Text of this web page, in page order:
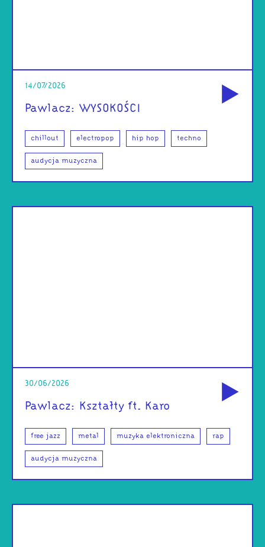
14/07/2026
Pawlacz: WYSOKOŚCI
chillout electropop hip hop techno
audycja muzyczna
30/06/2026
Pawlacz: Kształty ft. Karo
free jazz metal muzyka elektroniczna rap
audycja muzyczna